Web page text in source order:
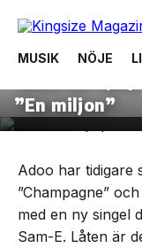
Skip
the
MUSIK NÖJE
MUSIK 9 april, 2018
Adoo tar
”En miljon”
Adoo har tidigare
”Champagne”
med en ny singel
Sam-E. Låten är